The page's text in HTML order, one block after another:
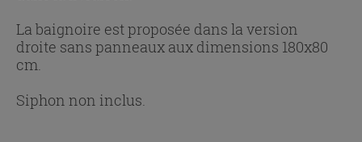
La baignoire est proposée dans la version
droite sans panneaux aux dimensions 180x80
cm.
Siphon non inclus.